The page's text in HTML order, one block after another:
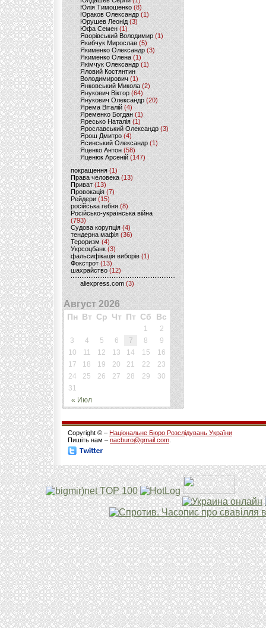
Юлія Тимошенко (8)
Юраков Олександр (1)
Юрушев Леонід (3)
Юфа Семен (1)
Яворівський Володимир (1)
Якибчук Мирослав (5)
Якименко Олександр (3)
Якименко Олена(1)
Якімчук Олександр (1)
Яловий Костянтин
Володимирович (1)
Янковський Микола(2)
Янукович Віктор (64)
Янукович Олександр(20)
Ярема Віталій(4)
Яременко Богдан(1)
Яресько Наталія(1)
Ярославський Олександр (3)
Ярош Дмитро (4)
Ясинський Олександр (1)
Яценко Антон(58)
Яценюк Арсеній (147)
покращення (1)
Права человека(13)
Приват (13)
Провокація (7)
Рейдери (15)
російська гебня (8)
Російсько-українська війна
(793)
Судова корупція (4)
тендерна мафія (36)
Тероризм (4)
Укрсоцбанк (3)
фальсифікація виборів (1)
Фокстрот(13)
шахрайство (12)
aliexpress.com (3)
Август 2026
Пн Вт Ср Чт Пт Сб Вс
« Июл
1
2
3
4 5 6 7 8
9
10
11 12 13 14 15
16
17
18 19 20 21 22
23
24
25 26 27 28 29
30
31
Copyright © – Національне Бюро Розслідувань України
Пишіть нам – nacburo@gmail.com